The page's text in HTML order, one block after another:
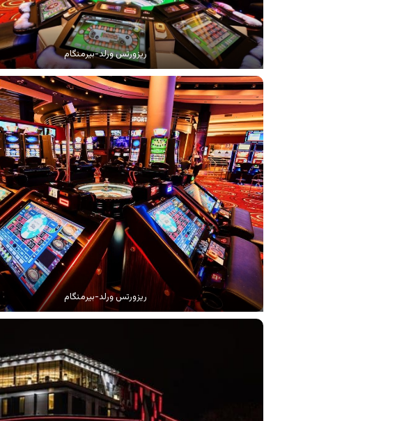
ریزورتس ورلد-بیرمنگام
ریزورتس ورلد-بیرمنگام